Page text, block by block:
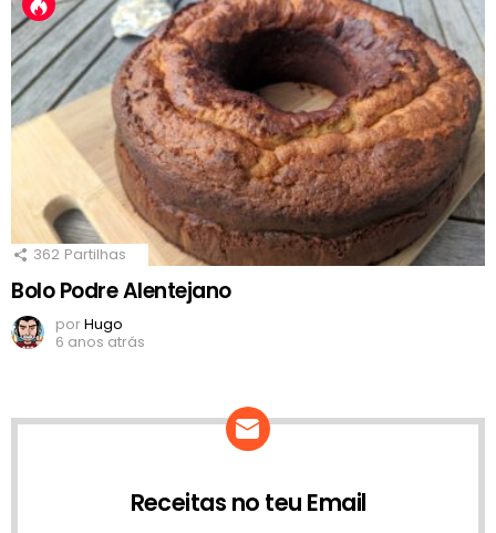
362 Partilhas
Bolo Podre Alentejano
porHugo
6 anos atrás
Receitas no teu Email